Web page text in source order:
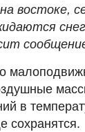
востоке,
в
сохранятся.